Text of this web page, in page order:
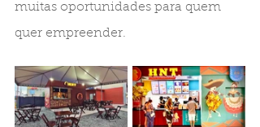
muitas oportunidades para quem
quer empreender.